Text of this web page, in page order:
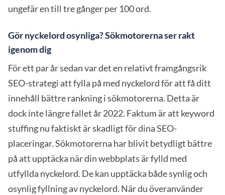
ungefär en till tre gånger per 100 ord.
Gör nyckelord osynliga? Sökmotorerna ser rakt
igenom dig
För ett par år sedan var det en relativt framgångsrik
SEO-strategi att fylla på med nyckelord för att få ditt
innehåll bättre rankning i sökmotorerna. Detta är
dock inte längre fallet år 2022. Faktum är att keyword
stuffing nu faktiskt är skadligt för dina SEO-
placeringar. Sökmotorerna har blivit betydligt bättre
på att upptäcka när din webbplats är fylld med
utfyllda nyckelord. De kan upptäcka både synlig och
osynlig fyllning av nyckelord. När du överanvänder